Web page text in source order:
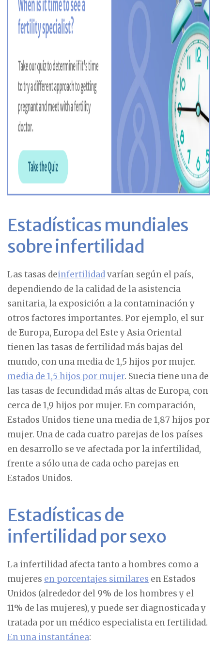
Estadísticas mundiales
sobre infertilidad
Las tasas deinfertilidadvarían según el país,
dependiendo de la calidad de la asistencia
sanitaria, la exposición a la contaminación y
otros factores importantes. Por ejemplo, el sur
de Europa, Europa del Este y Asia Oriental
tienen las tasas de fertilidad más bajas del
mundo, con una media de 1,5 hijos por mujer.
media de 1,5 hijos por mujer. Suecia tiene una de
las tasas de fecundidad más altas de Europa, con
cerca de 1,9 hijos por mujer. En comparación,
Estados Unidos tiene una media de 1,87 hijos por
mujer. Una de cada cuatro parejas de los países
en desarrollo se ve afectada por la infertilidad,
frente a sólo una de cada ocho parejas en
Estados Unidos.
Estadísticas de
infertilidad por sexo
La infertilidad afecta tanto a hombres como a
mujeres en porcentajes similares en Estados
Unidos (alrededor del 9% de los hombres y el
11% de las mujeres), y puede ser diagnosticada y
tratada por un médico especialista en fertilidad.
En una instantánea: